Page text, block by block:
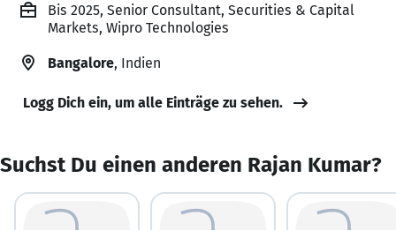
Bis 2025, Senior Consultant, Securities & Capital
Markets, Wipro Technologies
Bangalore, Indien
Logg Dich ein, um alle Einträge zu sehen.
Suchst Du einen anderen Rajan Kumar?